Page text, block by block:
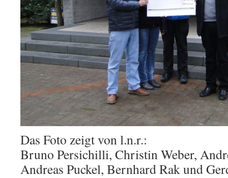
Das Foto zeigt von l.n.r.:
Bruno Persichilli, Christin Weber,
Andreas Puckel, Bernhard Rak und